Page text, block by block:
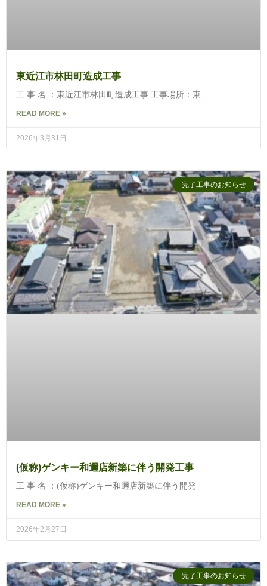
東近江市林田町造成工事
工 事 名 ：東近江市林田町造成工事 工事場所：東
READ MORE »
2026年3月31日
完了工事のお知らせ
(仮称)ゲンキー和邇店新築に伴う開発工事
工 事 名 ：(仮称)ゲンキー和邇店新築に伴う開発
READ MORE »
2026年2月27日
完了工事のお知らせ